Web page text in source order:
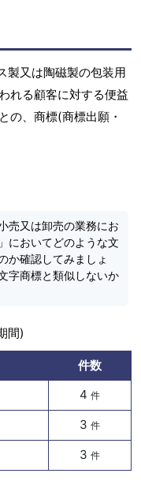
製又は陶磁製の包装用
れる顧客に対する便益
の、商標(商標出願・
売又は卸売の業務にお
においてどのような文
か確認してみましょ
字商標と類似しないか
間)
件数
4 件
3 件
3 件